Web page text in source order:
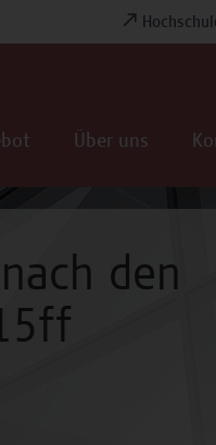
Über uns
den